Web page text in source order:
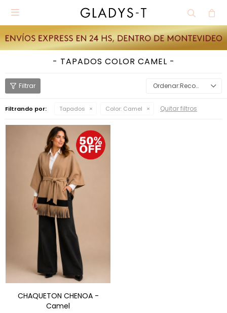

TAPADOS COLOR CAMEL
Recomendados
Filtrando por: Tapados Color: Camel Quitar filtros
CHAQUETON CHENOA -
Camel